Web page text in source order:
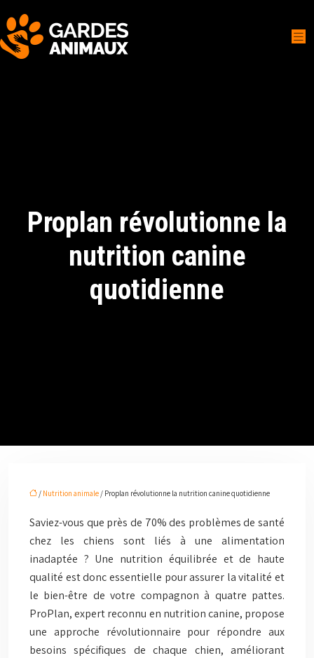
Proplan révolutionne la
nutrition canine
quotidienne
/ Nutrition animale / Proplan révolutionne la nutrition canine quotidienne
Saviez-vous que près de 70% des problèmes de santé
chez les chiens sont liés à une alimentation
inadaptée ? Une nutrition équilibrée et de haute
qualité est donc essentielle pour assurer la vitalité et
le bien-être de votre compagnon à quatre pattes.
ProPlan, expert reconnu en nutrition canine, propose
une approche révolutionnaire pour répondre aux
besoins spécifiques de chaque chien, améliorant